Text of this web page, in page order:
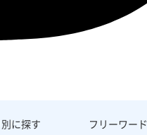
に探す フリーワード